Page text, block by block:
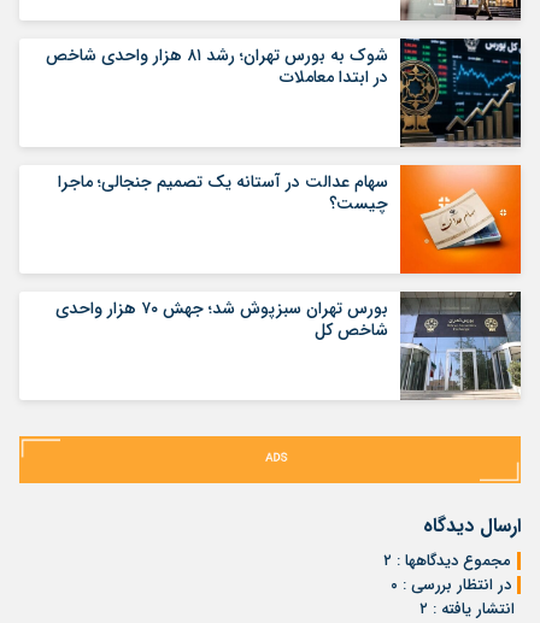
شوک به بورس تهران؛ رشد ۸۱ هزار واحدی شاخص
در ابتدا معاملات
سهام عدالت در آستانه یک تصمیم جنجالی؛ ماجرا
چیست؟
بورس تهران سبزپوش شد؛ جهش ۷۰ هزار واحدی
شاخص کل
ارسال دیدگاه
مجموع دیدگاهها : ۲
در انتظار بررسی : ۰
انتشار یافته : ۲